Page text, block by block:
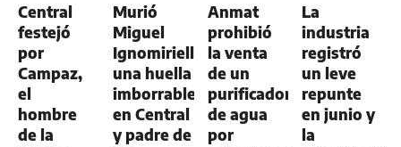
Central
festejó
por
Campaz,
el
hombre
de la
Murió
Miguel
Ignomiriello:
una huella
imborrable
en Central
y padre de
Anmat
prohibió
la venta
de un
purificador
de agua
por
La
industria
registró
un leve
repunte
en junio y
la